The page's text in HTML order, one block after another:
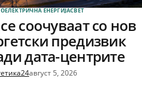
ЕЛЕКТРИЧНА ЕНЕРГИЈАСВЕТ
соочуваат со нов
предизвик
дата-центрите
август 5, 2026